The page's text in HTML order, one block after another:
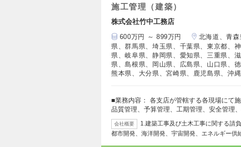
施工管理（建築）
株式会社竹中工務店
600万円 ～ 899万円
北海道、青
県、群馬県、埼玉県、千葉県、東京都、
県、岐阜県、静岡県、愛知県、三重県、
県、島根県、岡山県、広島県、山口県、
熊本県、大分県、宮崎県、鹿児島県、沖
■業務内容： 各支店が管轄する各現場にて
品質管理、予算管理、工期管理、安全管理
会社概要
1.建築工事及び土木工事に関する請
都市開発、海洋開発、宇宙開発、エネルギー供